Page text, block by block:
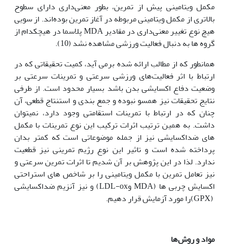
مکمل ویتامینی پیش از تمرین، بطور معنی‌داری دارای سطوح
بالاتری از مکمل ویتامینی مربوطه در آغاز تمرین بوده‌اند. از سویی
هیچ نوع تغییر معنی‌داری در مقادیر MDA پلاسما در هیچکدام از
گروه ها به دنبال فعالیت ورزشی مشاهده نشد (10).
همانطور که از مطالب ارائه شده برمی آید، کمیت تحقیقاتی که در
ارتباط با اثر فعالیت‌های ورزشی سرعتی و تمرینات سرعتی بر
وضعیت دفاع اکسایشی بدن باشد بسیار محدود است. از طرفی
نتایج تحقیقات نیز همسو نبوده و جمع بندی و استنتاج قطعی، آن
چنان که در ارتباط با تمرینات استقامتی وجود دارد، نمی‎توان
داشت. به همین ترتیب اثرات ترکیب این نوع تمرینات با مکمل
های ضداکسایشی نیز از جمله موضوعاتی است که کمتر بدان
پرداخته شده است و تاثیر این نوع رژیم تمرینی نیز قطعیت
ندارد. لذا در این پژوهش بر آن شدیم تا اثرات تمرین سرعتی و
نیز تعامل تمرین با مکمل ویتامینی را بر شاخص های استراحتی
اکسایش چربی ها (MDA وLDL-ox) و نیز آنزیم ضداکسایشی
(GPX)را مورد آزمایش قرار دهیم.
مواد و روش‌ها